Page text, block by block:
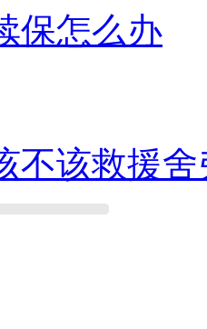
保怎么办
不该救援舍